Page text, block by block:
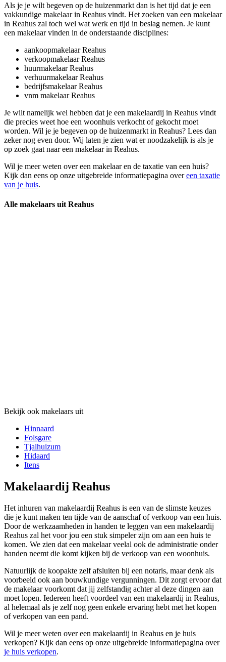
Als je je wilt begeven op de huizenmarkt dan is het tijd dat je een
vakkundige makelaar in Reahus vindt. Het zoeken van een makelaar
in Reahus zal toch wel wat werk en tijd in beslag nemen. Je kunt
een makelaar vinden in de onderstaande disciplines:
aankoopmakelaar Reahus
verkoopmakelaar Reahus
huurmakelaar Reahus
verhuurmakelaar Reahus
bedrijfsmakelaar Reahus
vnm makelaar Reahus
Je wilt namelijk wel hebben dat je een makelaardij in Reahus vindt
die precies weet hoe een woonhuis verkocht of gekocht moet
worden. Wil je je begeven op de huizenmarkt in Reahus? Lees dan
zeker nog even door. Wij laten je zien wat er noodzakelijk is als je
op zoek gaat naar een makelaar in Reahus.
Wil je meer weten over een makelaar en de taxatie van een huis?
Kijk dan eens op onze uitgebreide informatiepagina overeen taxatie
van je huis.
Alle makelaars uit Reahus
Bekijk ook makelaars uit
Hinnaard
Folsgare
Tjalhuizum
Hidaard
Itens
Makelaardij Reahus
Het inhuren van makelaardij Reahus is een van de slimste keuzes
die je kunt maken ten tijde van de aanschaf of verkoop van een huis.
Door de werkzaamheden in handen te leggen van een makelaardij
Reahus zal het voor jou een stuk simpeler zijn om aan een huis te
komen. We zien dat een makelaar veelal ook de administratie onder
handen neemt die komt kijken bij de verkoop van een woonhuis.
Natuurlijk de koopakte zelf afsluiten bij een notaris, maar denk als
voorbeeld ook aan bouwkundige vergunningen. Dit zorgt ervoor dat
de makelaar voorkomt dat jij zelfstandig achter al deze dingen aan
moet lopen. Iedereen heeft voordeel van een makelaardij in Reahus,
al helemaal als je zelf nog geen enkele ervaring hebt met het kopen
of verkopen van een pand.
Wil je meer weten over een makelaardij in Reahus en je huis
verkopen? Kijk dan eens op onze uitgebreide informatiepagina over
je huis verkopen.